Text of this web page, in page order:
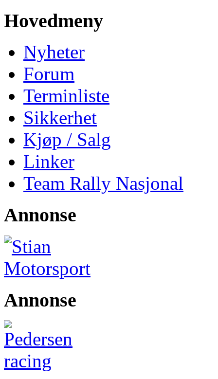
Hovedmeny
Nyheter
Forum
Terminliste
Sikkerhet
Kjøp / Salg
Linker
Team Rally Nasjonal
Annonse
Annonse